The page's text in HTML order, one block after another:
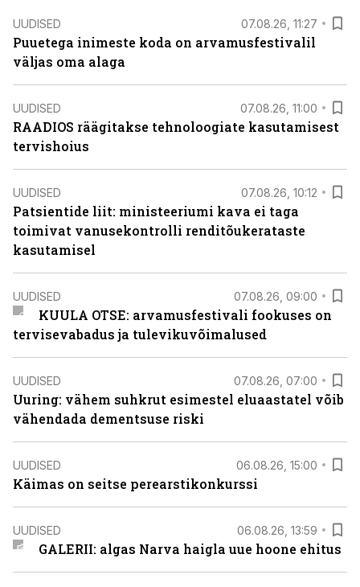
UUDISED 07.08.26, 11:27
Puuetega inimeste koda on arvamusfestivalil
väljas oma alaga
UUDISED 07.08.26, 11:00
RAADIOS räägitakse tehnoloogiate kasutamisest
tervishoius
UUDISED 07.08.26, 10:12
Patsientide liit: ministeeriumi kava ei taga
toimivat vanusekontrolli renditõukerataste
kasutamisel
UUDISED 07.08.26, 09:00
KUULA OTSE: arvamusfestivali fookuses on
tervisevabadus ja tulevikuvõimalused
UUDISED 07.08.26, 07:00
Uuring: vähem suhkrut esimestel eluaastatel võib
vähendada dementsuse riski
UUDISED 06.08.26, 15:00
Käimas on seitse perearstikonkurssi
UUDISED 06.08.26, 13:59
GALERII: algas Narva haigla uue hoone ehitus